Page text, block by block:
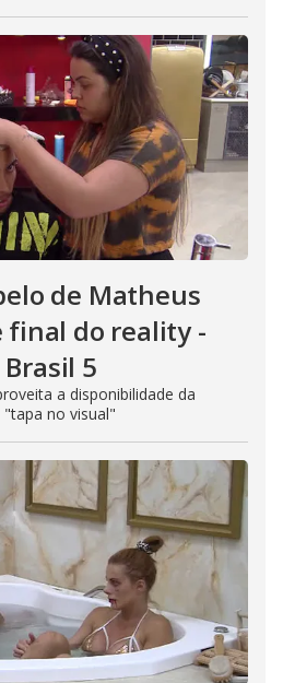
de Matheus
final do reality -
5
a disponibilidade da
no visual"